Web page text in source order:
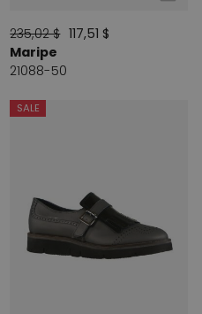
235,02 $ 117,51 $
Maripe
21088-50
SALE